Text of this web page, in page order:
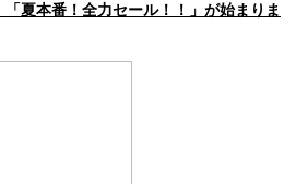
夏本番！全力セール！！」が始まりま